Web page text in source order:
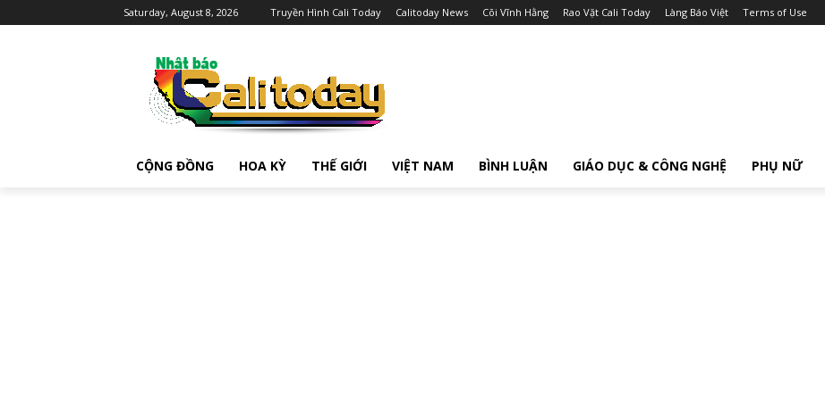
Saturday, August 8, 2026 Truyền Hình Cali Today Calitoday News Cõi Vĩnh Hằng Rao Vặt Cali Today Làng Báo Việt Terms of Use
CỘNG ĐỒNG HOA KỲ THẾ GIỚI VIỆT NAM BÌNH LUẬN GIÁO DỤC & CÔNG NGHỆ PHỤ NỮ